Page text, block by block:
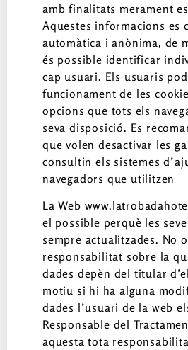
amb finalitats merament
Aquestes informacions es
automàtica i anònima, de
és possible identificar
cap usuari. Els usuaris
funcionament de les
opcions que tots els
seva disposició. Es
que volen desactivar les
consultin els sistemes
navegadors que utilitzen
La Web
el possible perquè les
sempre actualitzades. No
responsabilitat sobre la
dades depèn del titular
motiu si hi ha alguna
dades l’usuari de la web
Responsable del
aquesta tota